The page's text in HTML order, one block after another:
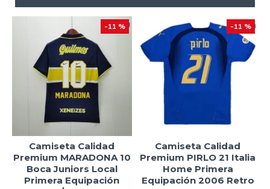
-11 %
Camiseta Calidad
Premium MARADONA 10
Boca Juniors Local
Primera Equipación
-11 %
Camiseta Calidad
Premium PIRLO 21 Italia
Home Primera
Equipación 2006 Retro